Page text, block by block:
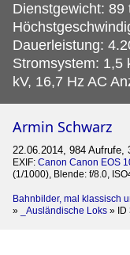
Dienstgewicht: 89
Dauerleistung:
Stromsystem: 1,5
kV, 16,7 Hz AC
Armin Schwarz
22.06.2014, 984 Aufrufe,
EXIF: Canon Canon EOS
(1/1000), Blende: f/8.0,
Bahnbilder, mal klassisch
»
_Ausländische Loks »